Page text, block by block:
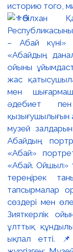
историю того,